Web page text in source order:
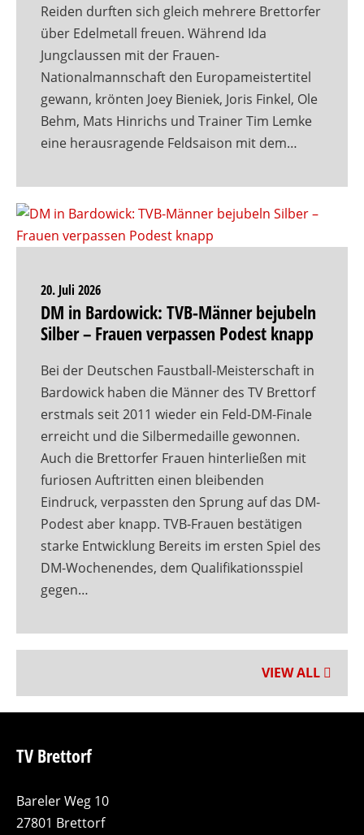
Reiden durften sich gleich mehrere Brettorfer
über Edelmetall freuen. Während Ida
Jungclaussen mit der Frauen-
Nationalmannschaft den Europameistertitel
gewann, krönten Joey Bieniek, Joris Finkel, Ole
Behm, Mats Hinrichs und Trainer Tim Lemke
eine herausragende Feldsaison mit dem…
20. Juli 2026
DM in Bardowick: TVB-Männer bejubeln
Silber – Frauen verpassen Podest knapp
Bei der Deutschen Faustball-Meisterschaft in
Bardowick haben die Männer des TV Brettorf
erstmals seit 2011 wieder ein Feld-DM-Finale
erreicht und die Silbermedaille gewonnen.
Auch die Brettorfer Frauen hinterließen mit
furiosen Auftritten einen bleibenden
Eindruck, verpassten den Sprung auf das DM-
Podest aber knapp. TVB-Frauen bestätigen
starke Entwicklung Bereits im ersten Spiel des
DM-Wochenendes, dem Qualifikationsspiel
gegen…
VIEW ALL
TV Brettorf
Bareler Weg 10
27801 Brettorf